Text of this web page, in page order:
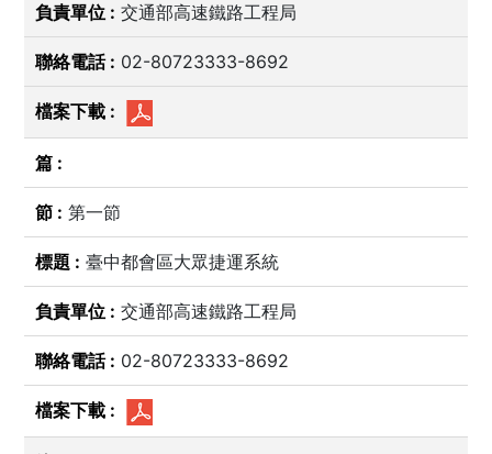
交通部高速鐵路工程局
02-80723333-8692
第一節
臺中都會區大眾捷運系統
交通部高速鐵路工程局
02-80723333-8692